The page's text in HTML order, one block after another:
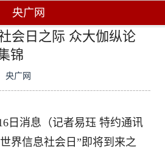
央广网
会日之际 众大伽纵论
锦
央广网
日消息（记者易珏 特约通讯
界信息社会日”即将到来之